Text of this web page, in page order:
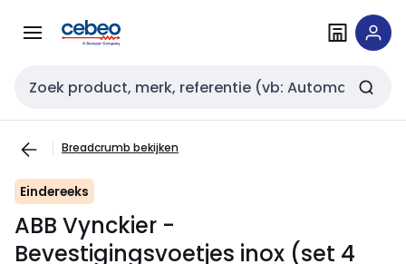
naar
naar
Zoekveld invoer
Breadcrumb bekijken
Eindereeks
ABB Vynckier -
Bevestigingsvoetjes inox (set 4